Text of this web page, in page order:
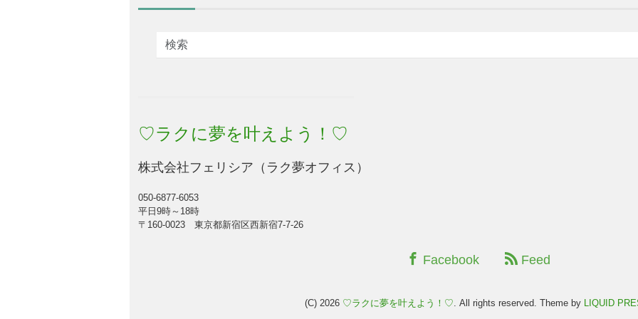
♡ラクに夢を叶えよう！♡
株式会社フェリシア（ラク夢オフィス）
050-6877-6053
平日9時～18時
〒160-0023 東京都新宿区西新宿7-7-26
Facebook Feed
(C) 2026 ♡ラクに夢を叶えよう！♡. All rights reserved. Theme by LIQUID